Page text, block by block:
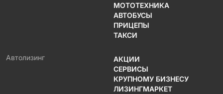
МОТОТЕХНИКА
АВТОБУСЫ
ПРИЦЕПЫ
ТАКСИ
Автолизинг
АКЦИИ
СЕРВИСЫ
КРУПНОМУ БИЗНЕСУ
ЛИЗИНГМАРКЕТ